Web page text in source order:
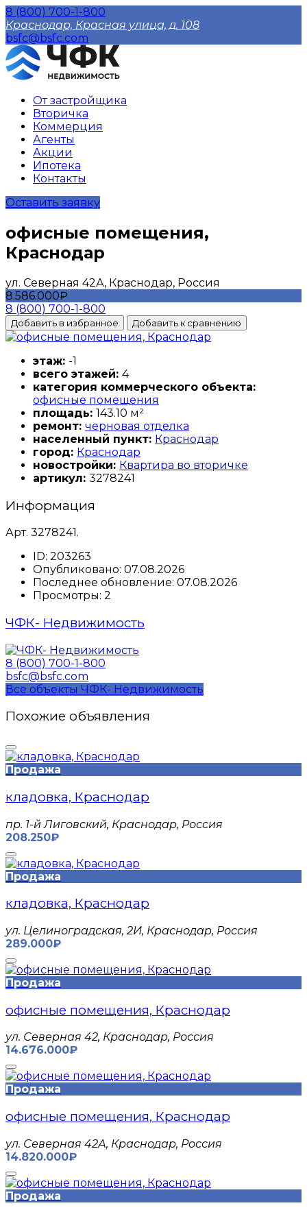
8 (800) 700-1-800
Краснодар, Красная улица, д. 108
bsfc@bsfc.com
От застройщика
Вторичка
Коммерция
Агенты
Акции
Ипотека
Контакты
Оставить заявку
офисные помещения,
Краснодар
ул. Северная 42А, Краснодар, Россия
8.586.000₽
8 (800) 700-1-800
Добавить в избранное Добавить к сравнению
этаж: -1
всего этажей: 4
категория коммерческого объекта:
офисные помещения
площадь: 143.10 м²
ремонт: черновая отделка
населенный пункт: Краснодар
город: Краснодар
новостройки: Квартира во вторичке
артикул: 3278241
Информация
Арт. 3278241.
ID: 203263
Опубликовано: 07.08.2026
Последнее обновление: 07.08.2026
Просмотры: 2
ЧФК- Недвижимость
8 (800) 700-1-800
bsfc@bsfc.com
Все объекты ЧФК- Недвижимость
Похожие объявления
Продажа
кладовка, Краснодар
пр. 1-й Лиговский, Краснодар, Россия
208.250₽
Продажа
кладовка, Краснодар
ул. Целиноградская, 2И, Краснодар, Россия
289.000₽
Продажа
офисные помещения, Краснодар
ул. Северная 42, Краснодар, Россия
14.676.000₽
Продажа
офисные помещения, Краснодар
ул. Северная 42А, Краснодар, Россия
14.820.000₽
Продажа